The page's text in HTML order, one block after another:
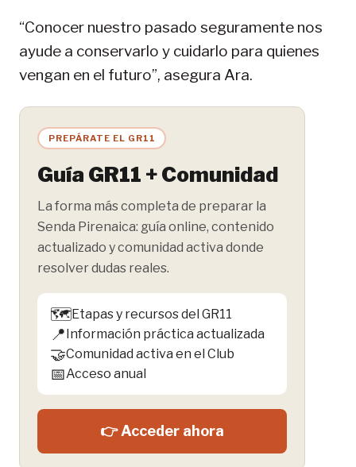
“Conocer nuestro pasado seguramente nos
ayude a conservarlo y cuidarlo para quienes
vengan en el futuro”, asegura Ara.
PREPÁRATE EL GR11
Guía GR11 + Comunidad
La forma más completa de preparar la
Senda Pirenaica: guía online, contenido
actualizado y comunidad activa donde
resolver dudas reales.
🗺️Etapas y recursos del GR11
📍 Información práctica actualizada
🤝Comunidad activa en el Club
📅Acceso anual
👉 Acceder ahora